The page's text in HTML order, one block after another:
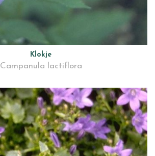
Klokje
Campanula lactiflora